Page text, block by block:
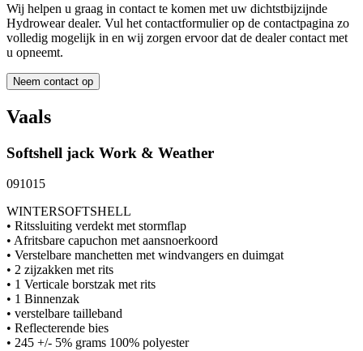
Wij helpen u graag in contact te komen met uw dichtstbijzijnde
Hydrowear dealer. Vul het contactformulier op de contactpagina zo
volledig mogelijk in en wij zorgen ervoor dat de dealer contact met
u opneemt.
Neem contact op
Vaals
Softshell jack Work & Weather
091015
WINTERSOFTSHELL
• Ritssluiting verdekt met stormflap
• Afritsbare capuchon met aansnoerkoord
• Verstelbare manchetten met windvangers en duimgat
• 2 zijzakken met rits
• 1 Verticale borstzak met rits
• 1 Binnenzak
• verstelbare tailleband
• Reflecterende bies
• 245 +/- 5% grams 100% polyester